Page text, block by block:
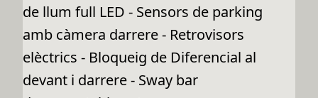
de llum full LED - Sensors de parking
amb càmera darrere - Retrovisors
elèctrics - Bloqueig de Diferencial al
devant i darrere - Sway bar